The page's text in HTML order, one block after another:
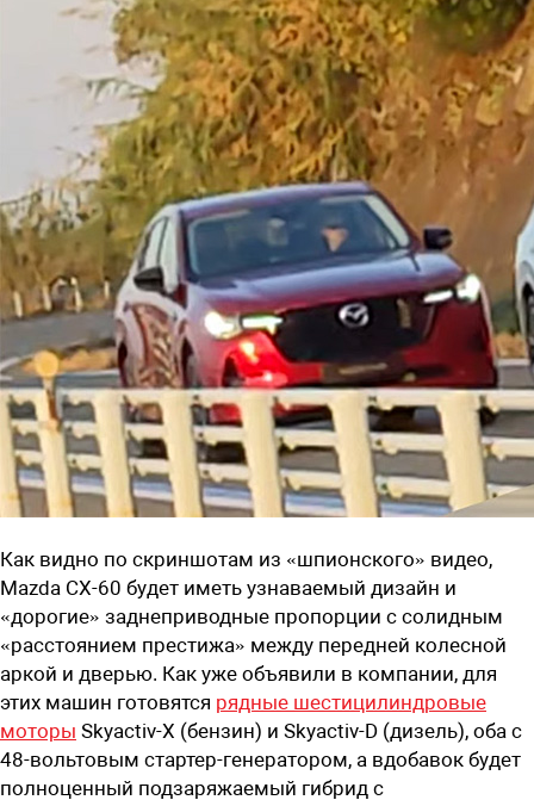
Как видно по скриншотам из «шпионского» видео,
Mazda CX-60 будет иметь узнаваемый дизайн и
«дорогие» заднеприводные пропорции с солидным
«расстоянием престижа» между передней колесной
аркой и дверью. Как уже объявили в компании, для
этих машин готовятся рядные шестицилиндровые
моторы Skyactiv-X (бензин) и Skyactiv-D (дизель), оба с
48-вольтовым стартер-генератором, а вдобавок будет
полноценный подзаряжаемый гибрид с